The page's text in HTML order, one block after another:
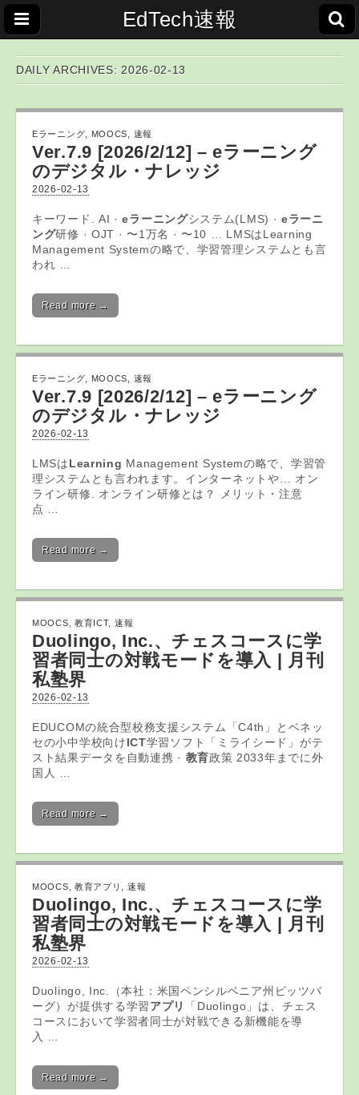
EdTech速報
DAILY ARCHIVES: 2026-02-13
Eラーニング MOOCS 速報
Ver.7.9 [2026/2/12] – eラーニング
のデジタル・ナレッジ
2026-02-13
キーワード. AI ·eラーニングシステム(LMS) ·eラーニ
ング研修 · OJT · 〜1万名 · 〜10 … LMSはLearning
Management Systemの略で、学習管理システムとも⾔
われ …
Read more →
Eラーニング MOOCS 速報
Ver.7.9 [2026/2/12] – eラーニング
のデジタル・ナレッジ
2026-02-13
LMSはLearning Management Systemの略で、学習管
理システムとも⾔われます。インターネットや… オン
ライン研修. オンライン研修とは？ メリット・注意
点 …
Read more →
MOOCS 教育ICT, 速報
Duolingo, Inc.、チェスコースに学
習者同士の対戦モードを導入 | 月刊
私塾界
2026-02-13
EDUCOMの統合型校務支援システム「C4th」とベネッ
セの小中学校向けICT学習ソフト「ミライシード」がテ
スト結果データを自動連携 · 教育政策 2033年までに外
国人 …
Read more →
MOOCS 教育アプリ 速報
Duolingo, Inc.、チェスコースに学
習者同士の対戦モードを導入 | 月刊
私塾界
2026-02-13
Duolingo, Inc.（本社：米国ペンシルベニア州ピッツバ
ーグ）が提供する学習アプリ
「Duolingo」は、チェス
コースにおいて学習者同士が対戦できる新機能を導
入 …
Read more →